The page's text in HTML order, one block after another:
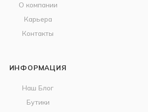
О компании
Карьера
Контакты
ИНФОРМАЦИЯ
Наш Блог
Бутики